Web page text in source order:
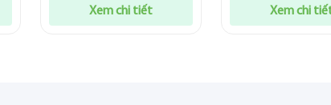
Xem chi tiết Xem chi